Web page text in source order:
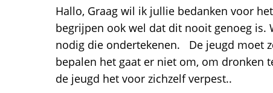
Hallo, Graag wil ik jullie bedanken voor
begrijpen ook wel dat dit nooit genoeg is.
nodig die ondertekenen. De jeugd moet
bepalen het gaat er niet om, om dronken
de jeugd het voor zichzelf verpest..